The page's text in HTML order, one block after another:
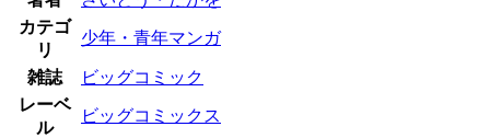
カテゴ
リ
少年・青年マンガ
雑誌
ビッグコミック
レーベ
ル
ビッグコミックス